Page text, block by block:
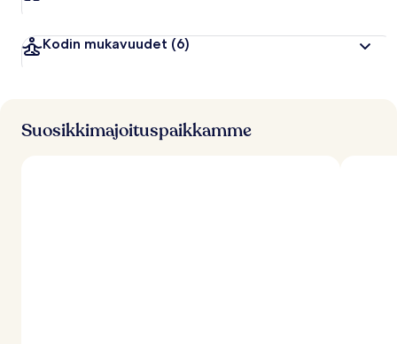
Kodin mukavuudet (6)
Suosikkimajoituspaikkamme